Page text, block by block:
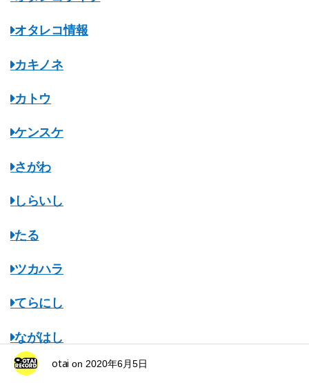
オタレコ情報
カキノネ
カトウ
ケンスケ
さがわ
しらいし
たる
ツカハラ
てらにし
ながはし
ナルセ
otai on 2020年6月5日